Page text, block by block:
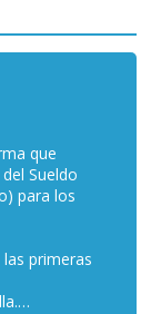
que
Sueldo
para los
primeras